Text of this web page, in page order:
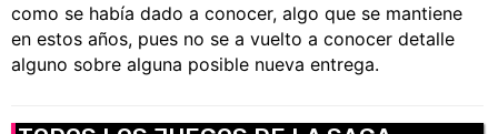
como se había dado a conocer, algo que se mantiene
en estos años, pues no se a vuelto a conocer detalle
alguno sobre alguna posible nueva entrega.